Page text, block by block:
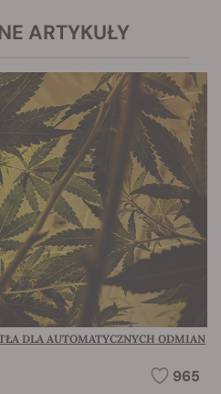
ARTYKUŁY
DLA AUTOMATYCZNYCH ODMIAN
965